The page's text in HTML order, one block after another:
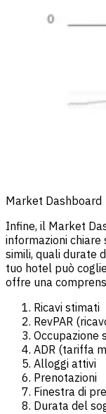
Market Dashboard
Infine, il Market
informazioni
simili, quali durate
tuo hotel può
offre una
Ricavi stimati
RevPAR
Occupazione
ADR (tariffa
Alloggi attivi
Prenotazioni
Finestra di
Durata del